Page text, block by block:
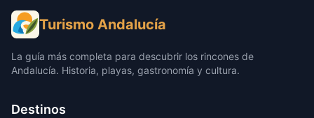
Turismo Andalucía
La guía más completa para descubrir los rincones de
Andalucía. Historia, playas, gastronomía y cultura.
Destinos